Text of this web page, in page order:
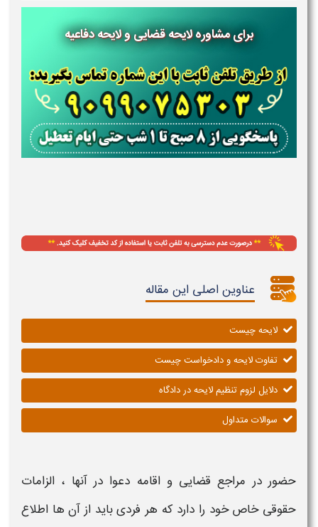
برای مشاوره لایحه قضایی و لایحه دفاعیه
عناوین اصلی این مقاله
لایحه چیست
تفاوت لایحه و دادخواست چیست
دلایل لزوم تنظیم لایحه در دادگاه
سوالات متداول
حضور در مراجع قضایی و اقامه دعوا در آنها ، الزامات
حقوقی خاص خود را دارد که هر فردی باید از آن ها اطلاع